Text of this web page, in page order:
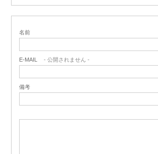
名前
E-MAIL - 公開されません -
備考